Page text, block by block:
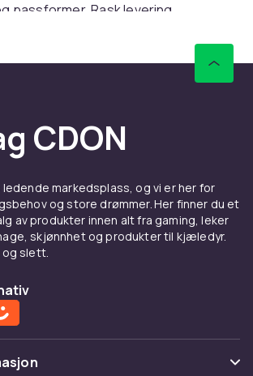
passformer. Rask levering.
Bomull-elastan gir
med
og
CDON
ledende markedsplass, og vi er her for
og store drømmer. Her finner du et
av produkter innen alt fra gaming, leker
skjønnhet og produkter til kjæledyr.
slett.